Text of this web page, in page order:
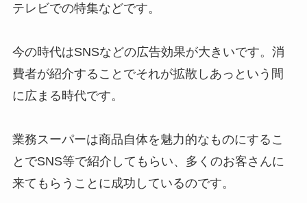
テレビでの特集などです。
今の時代はSNSなどの広告効果が大きいです。消
費者が紹介することでそれが拡散しあっという間
に広まる時代です。
業務スーパーは商品自体を魅力的なものにするこ
とでSNS等で紹介してもらい、多くのお客さんに
来てもらうことに成功しているのです。